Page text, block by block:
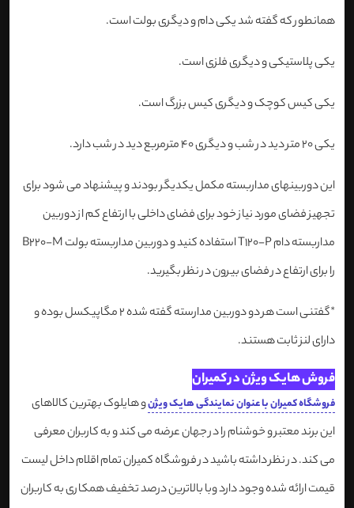
همانطور که گفته شد یکی دام و دیگری بولت است.
یکی پلاستیکی و دیگری فلزی است.
یکی کیس کوچک و دیگری کیس بزرگ است.
یکی 20 متر دید در شب و دیگری 40 مترمربع دید در شب دارد.
این دوربینهای مداربسته مکمل یکدیگر بودند و پیشنهاد می شود برای
تجهیز فضای مورد نیاز خود برای فضای داخلی با ارتفاع کم از دوربین
مداربسته دام T120-P استفاده کنید و دوربین مداربسته بولت B220-M
را برای ارتفاع در فضای بیرون در نظر بگیرید.
*گفتنی است هر دو دوربین مدارسته گفته شده 2 مگاپیکسل بوده و
دارای لنز ثابت هستند.
فروش هایک ویژن در کمیران
فروشگاه کمیران با عنوان نمایندگی هایک ویژنو هایلوک بهترین کالاهای
این برند معتبر و خوشنام را در جهان عرضه می کند و به کاربران معرفی
می کند. در نظر داشته باشید در فروشگاه کمیران تمام اقلام داخل لیست
قیمت ارائه شده وجود دارد وبا بالاترین درصد تخفیف همکاری به کاربران